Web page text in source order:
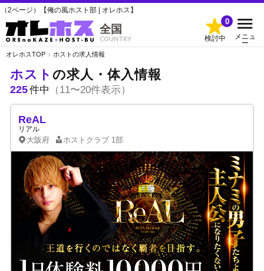
の風ホスト部 | オレホス】
全国
COUNTRY 検討中
0
メニュ
ー
オレホスTOP ホストの求人情報
ホスト の求人・体入情報
225件中 （11〜20件表示）
ReAL
リアル
大阪府 ホストクラブ 1部